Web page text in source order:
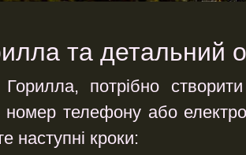
та детальний
потрібно
номер телефону або
наступні кроки: